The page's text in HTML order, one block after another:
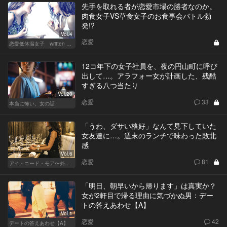
Vol.4
先手を取れる者が恋愛市場の勝者なのか。
肉食女子VS草食女子のお食事会バトル勃
発!?
恋愛
Vol.20
本当に怖い、女の話
12コ年下の女子社員を、夜の円山町に呼び
出して…。アラフォー女が計画した、残酷
すぎる八つ当たり
恋愛 33
Vol.6
「うわ、ダサい格好」なんて見下していた
女友達に…。週末のランチで味わった敗北
感
恋愛 81
Vol.1
デートの答えあわせ【A】
「明日、朝早いから帰ります」は真実か？
女が2軒目で帰る理由に気づかぬ男：デー
トの答えあわせ【A】
恋愛 42